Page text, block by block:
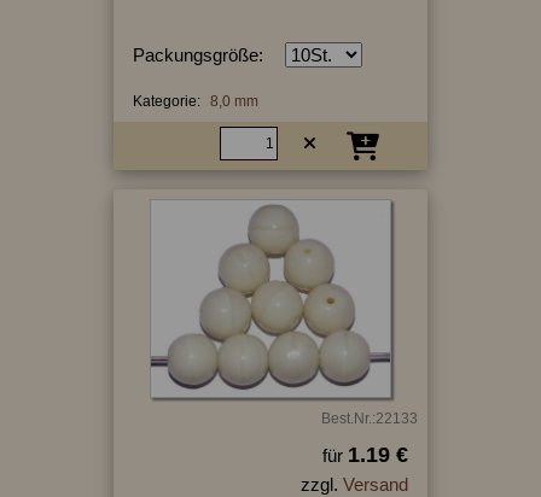
Packungsgröße:
Kategorie: 8,0 mm
Best.Nr.:22133
für 1.19 €
zzgl. Versand